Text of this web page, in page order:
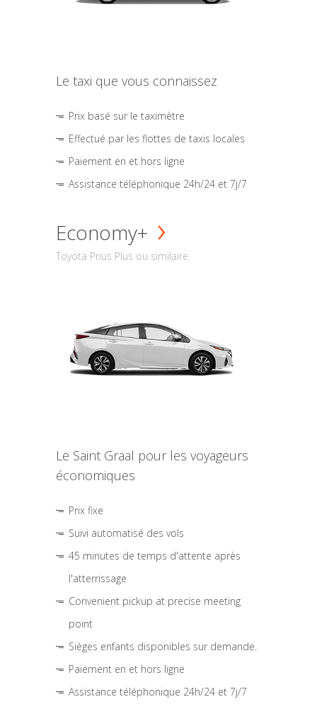
Le taxi que vous connaissez
Prix basé sur le taximètre
Effectué par les flottes de taxis locales
Paiement en et hors ligne
Assistance téléphonique 24h/24 et 7j/7
Economy+
Toyota Prius Plus ou similaire
Le Saint Graal pour les voyageurs
économiques
Prix fixe
Suivi automatisé des vols
45 minutes de temps d'attente après
l'atterrissage
Convenient pickup at precise meeting
point
Sièges enfants disponibles sur demande.
Paiement en et hors ligne
Assistance téléphonique 24h/24 et 7j/7